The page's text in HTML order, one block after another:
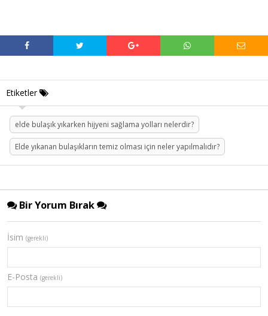
Etiketler
elde bulaşık yıkarken hijyeni sağlama yolları nelerdir?
Elde yıkanan bulaşıkların temiz olması için neler yapılmalıdır?
Bir Yorum Bırak
İsim (gerekli)
E-Posta (gerekli)